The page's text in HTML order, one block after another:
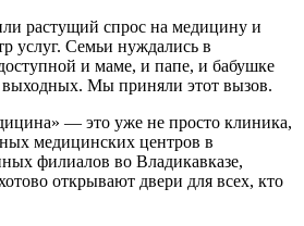
растущий спрос на медицину и
услуг. Семьи нуждались в
и маме, и папе, и бабушке
Мы приняли этот вызов.
— это уже не просто клиника,
медицинских центров в
филиалов во Владикавказе,
открывают двери для всех, кто